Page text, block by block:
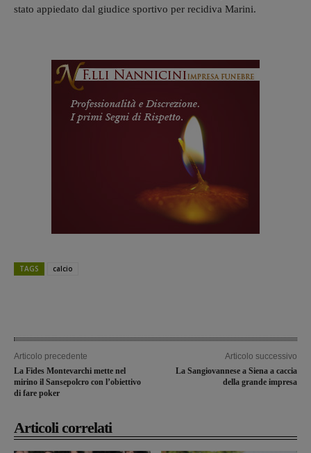
stato appiedato dal giudice sportivo per recidiva Marini.
TAGS calcio
Articolo precedente
La Fides Montevarchi mette nel
mirino il Sansepolcro con l’obiettivo
di fare poker
Articolo successivo
La Sangiovannese a Siena a caccia
della grande impresa
Articoli correlati